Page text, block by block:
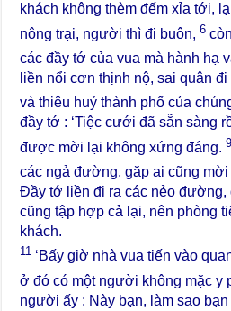
khách không thèm đếm xỉa tới,
nông trại, người thì đi buôn,6
các đầy tớ của vua mà hành hạ
liền nổi cơn thịnh nộ, sai quân
và thiêu huỷ thành phố của
đầy tớ : ‘Tiệc cưới đã sẵn sàng
được mời lại không xứng đáng.9
các ngả đường, gặp ai cũng mời
Đầy tớ liền đi ra các nẻo đường,
cũng tập hợp cả lại, nên phòng
khách.
11 ‘Bấy giờ nhà vua tiến vào
ở đó có một người không mặc y
người ấy : Này bạn, làm sao